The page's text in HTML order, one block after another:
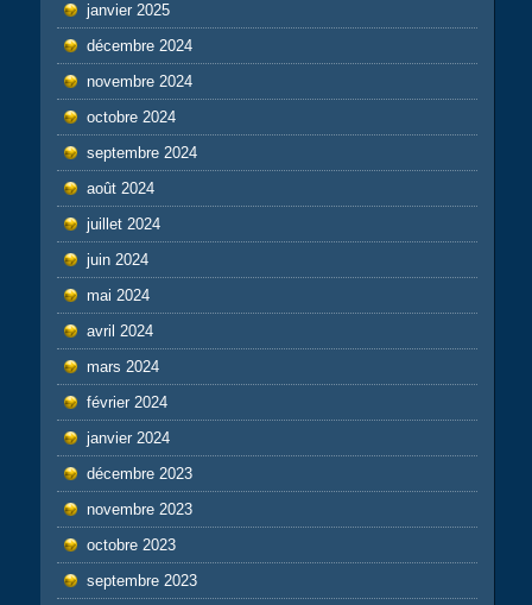
janvier 2025
décembre 2024
novembre 2024
octobre 2024
septembre 2024
août 2024
juillet 2024
juin 2024
mai 2024
avril 2024
mars 2024
février 2024
janvier 2024
décembre 2023
novembre 2023
octobre 2023
septembre 2023